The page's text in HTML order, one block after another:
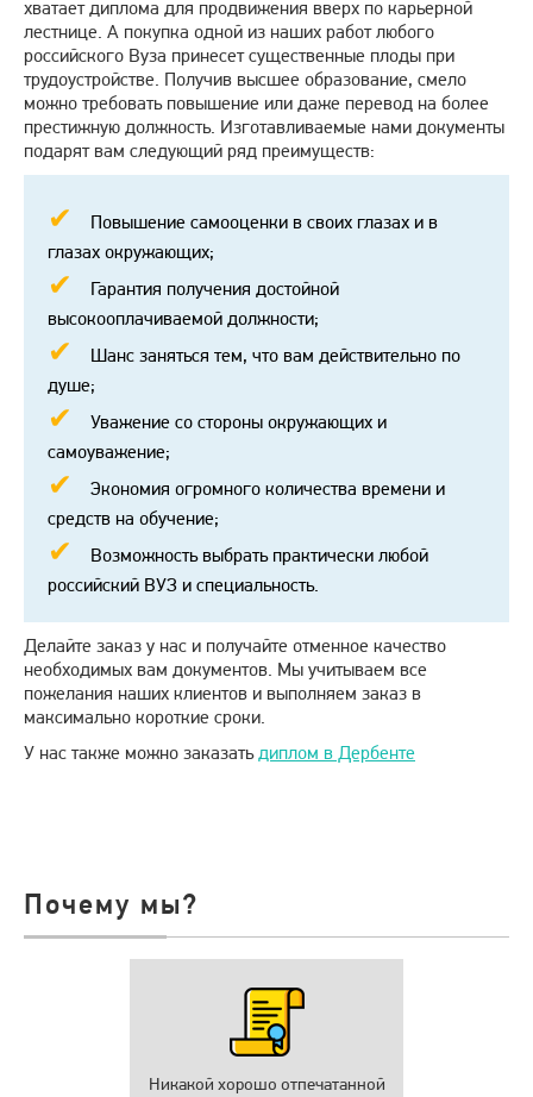
хватает диплома для продвижения вверх по карьерной
лестнице. А покупка одной из наших работ любого
российского Вуза принесет существенные плоды при
трудоустройстве. Получив высшее образование, смело
можно требовать повышение или даже перевод на более
престижную должность. Изготавливаемые нами документы
подарят вам следующий ряд преимуществ:
Повышение самооценки в своих глазах и в
глазах окружающих;
Гарантия получения достойной
высокооплачиваемой должности;
Шанс заняться тем, что вам действительно по
душе;
Уважение со стороны окружающих и
самоуважение;
Экономия огромного количества времени и
средств на обучение;
Возможность выбрать практически любой
российский ВУЗ и специальность.
Делайте заказ у нас и получайте отменное качество
необходимых вам документов. Мы учитываем все
пожелания наших клиентов и выполняем заказ в
максимально короткие сроки.
У нас также можно заказатьдиплом в Дербенте
Почему мы?
Никакой хорошо отпечатанной